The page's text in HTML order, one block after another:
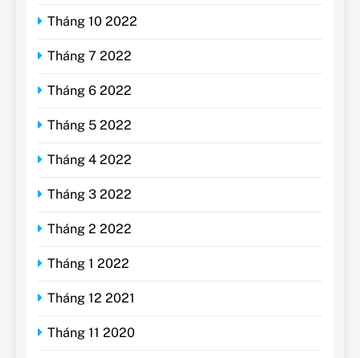
Tháng 10 2022
Tháng 7 2022
Tháng 6 2022
Tháng 5 2022
Tháng 4 2022
Tháng 3 2022
Tháng 2 2022
Tháng 1 2022
Tháng 12 2021
Tháng 11 2020